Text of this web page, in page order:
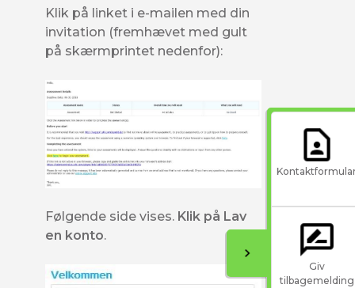
Klik på linket i e-mailen med din
invitation (fremhævet med gult
på skærmprintet nedenfor):
Følgende side vises. Klik på Lav
en konto.
Giv
tilbagemelding